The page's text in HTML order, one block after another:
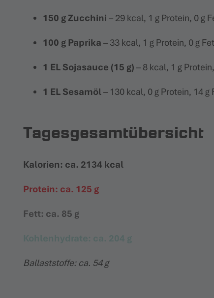
150 g Zucchini – 29 kcal, 1 g Protein, 0 g
100 g Paprika – 33 kcal, 1 g Protein, 0 g
1 EL Sojasauce (15 g) – 8 kcal, 1 g
1 EL Sesamöl– 130 kcal, 0 g Protein, 14
Tagesgesamtübersicht
Kalorien: ca. 2134 kcal
Protein: ca. 125 g
Fett: ca. 85 g
Kohlenhydrate: ca. 204 g
Ballaststoffe: ca. 54 g